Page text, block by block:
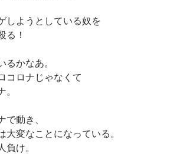
しようとしている奴を
！
るかなあ。
コロナじゃなくて
で動き、
大変なことになっている。
け。